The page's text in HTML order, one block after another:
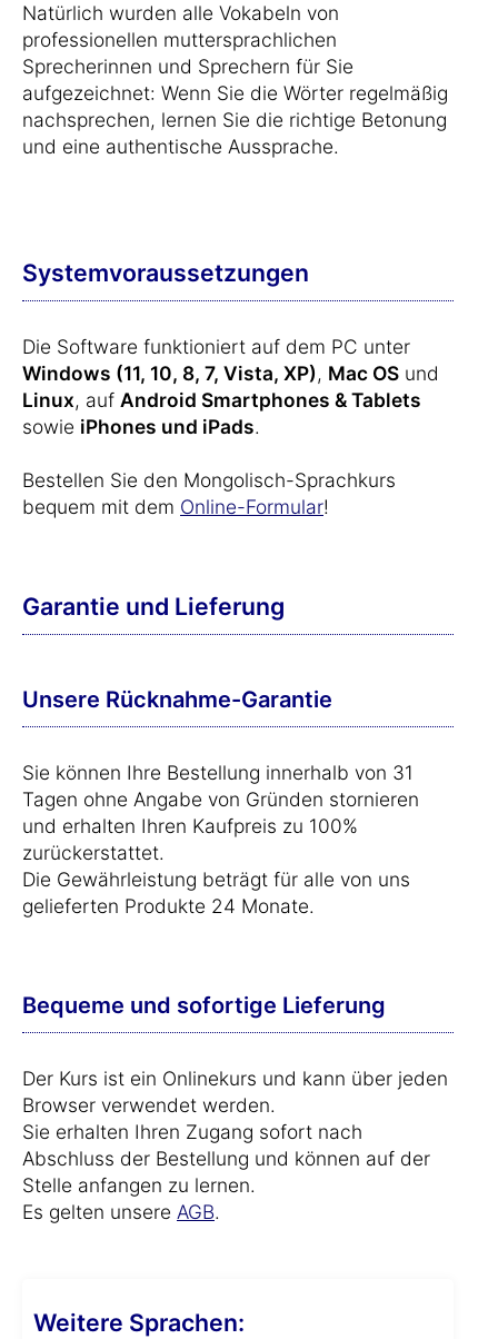
Natürlich wurden alle Vokabeln von
professionellen muttersprachlichen
Sprecherinnen und Sprechern für Sie
aufgezeichnet: Wenn Sie die Wörter regelmäßig
nachsprechen, lernen Sie die richtige Betonung
und eine authentische Aussprache.
Systemvoraussetzungen
Die Software funktioniert auf dem PC unter
Windows (11, 10, 8, 7, Vista, XP), Mac OS und
Linux, auf Android Smartphones & Tablets
sowie iPhones und iPads.
Bestellen Sie den Mongolisch-Sprachkurs
bequem mit dem Online-Formular!
Garantie und Lieferung
Unsere Rücknahme-Garantie
Sie können Ihre Bestellung innerhalb von 31
Tagen ohne Angabe von Gründen stornieren
und erhalten Ihren Kaufpreis zu 100%
zurückerstattet.
Die Gewährleistung beträgt für alle von uns
gelieferten Produkte 24 Monate.
Bequeme und sofortige Lieferung
Der Kurs ist ein Onlinekurs und kann über jeden
Browser verwendet werden.
Sie erhalten Ihren Zugang sofort nach
Abschluss der Bestellung und können auf der
Stelle anfangen zu lernen.
Es gelten unsere AGB.
Weitere Sprachen: